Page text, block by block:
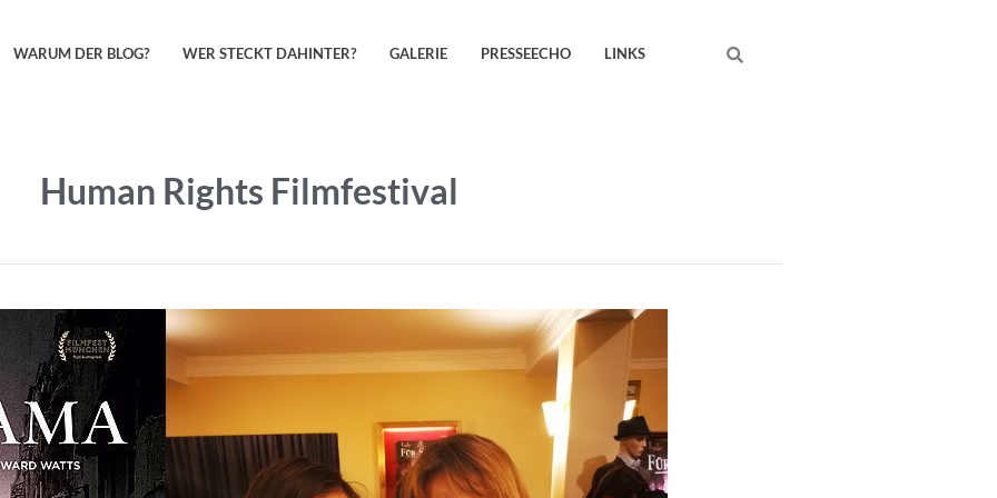
WARUM DER BLOG? WER STECKT DAHINTER? GALERIE PRESSEECHO LINKS Search
Human Rights Filmfestival